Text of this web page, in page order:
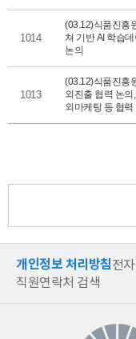
1014
(03.12)식품진흥
쳐 기반 AI 학습
논의
1013
(03.12)식품진흥
외진출 협력 논의
외마케팅 등 협력
개인정보 처리방침전
직원연락처 검색